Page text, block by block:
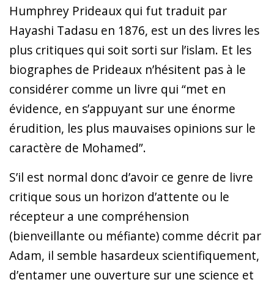
Humphrey Prideaux qui fut traduit par
Hayashi Tadasu en 1876, est un des livres les
plus critiques qui soit sorti sur l’islam. Et les
biographes de Prideaux n’hésitent pas à le
considérer comme un livre qui “met en
évidence, en s’appuyant sur une énorme
érudition, les plus mauvaises opinions sur le
caractère de Mohamed”.
S’il est normal donc d’avoir ce genre de livre
critique sous un horizon d’attente ou le
récepteur a une compréhension
(bienveillante ou méfiante) comme décrit par
Adam, il semble hasardeux scientifiquement,
d’entamer une ouverture sur une science et